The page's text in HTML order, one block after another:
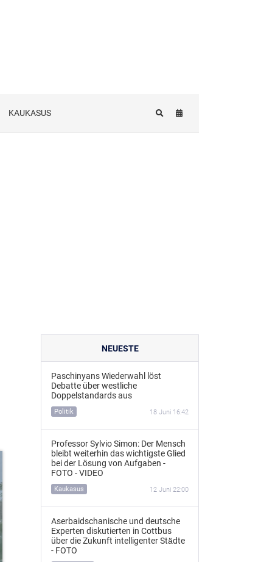
KAUKASUS
NEUESTE
Paschinyans Wiederwahl löst
Debatte über westliche
Doppelstandards aus
Politik 18 Juni 16:42
Professor Sylvio Simon: Der Mensch
bleibt weiterhin das wichtigste Glied
bei der Lösung von Aufgaben -
FOTO - VIDEO
Kaukasus 12 Juni 22:00
Aserbaidschanische und deutsche
Experten diskutierten in Cottbus
über die Zukunft intelligenter Städte
- FOTO